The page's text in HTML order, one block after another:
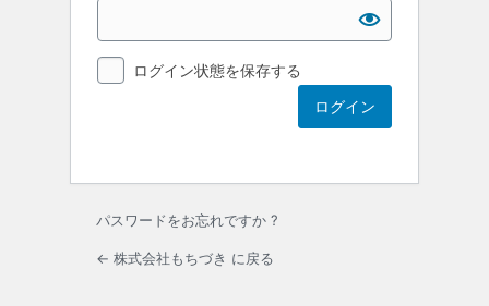
ログイン状態を保存する
パスワードをお忘れですか ?
← 株式会社もちづき に戻る